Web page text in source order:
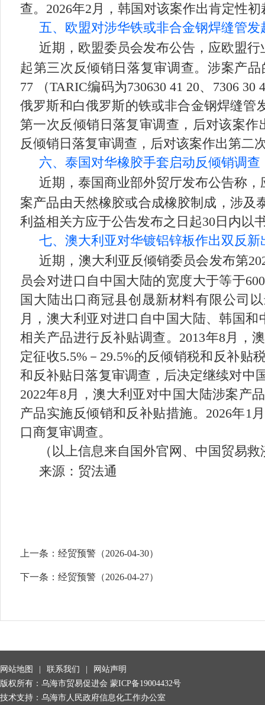
查。2026年2月，韩国对该案作出肯定性
五、欧盟对涉华铁或非合金钢焊缝管
近期，欧盟委员会发布公告，应欧盟
起第三次反倾销日落复审调查。涉案产品
77 （TARIC编码为730630 41 20、7306
俄罗斯和白俄罗斯的铁或非合金钢焊缝管
第一次反倾销日落复审调查，后对该案
反倾销日落复审调查，后对该案作出第二
六、泰国对华橡胶手套启动反倾销调查
近期，泰国商业部外贸厅发布公告称
案产品由天然橡胶或合成橡胶制成，涉及
利益相关方应于公告发布之日起30日内以
七、澳大利亚对华镀铝锌板作出双反新
近期，澳大利亚反倾销委员会发布第
员会对进口自中国大陆的宽度大于等于
国大陆出口商冠县创晟新材料有限公司
月，澳大利亚对进口自中国大陆、韩国
相关产品进行反补贴调查。2013年8月，
定征收5.5%－29.5%的反倾销税和反补贴
和反补贴日落复审调查，后决定继续对中
2022年8月，澳大利亚对中国大陆涉案产
产品实施反倾销和反补贴措施。2026年1
口商复审调查。
（以上信息来自国外官网、中国贸易
来源：贸法通
上一条： 经贸预警（2026-04-30）
下一条： 经贸预警（2026-04-27）
网站地图 | 联系我们 |
网站声明
版权所有：乌海市贸易促进会 蒙ICP备19004432号
技术支持：乌海市人民政府信息化工作办公室